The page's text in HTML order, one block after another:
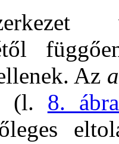
Az
(l. 8. ábra